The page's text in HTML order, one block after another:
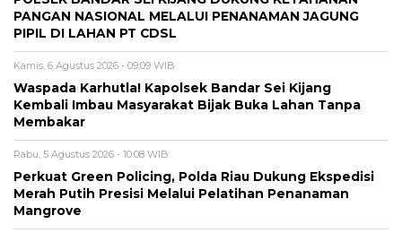
PANGAN NASIONAL MELALUI PENANAMAN JAGUNG
PIPIL DI LAHAN PT CDSL
Kamis, 6 Agustus 2026 - 09:09 WIB
Waspada Karhutla! Kapolsek Bandar Sei Kijang
Kembali Imbau Masyarakat Bijak Buka Lahan Tanpa
Membakar
Rabu, 5 Agustus 2026 - 10:08 WIB
Perkuat Green Policing, Polda Riau Dukung Ekspedisi
Merah Putih Presisi Melalui Pelatihan Penanaman
Mangrove